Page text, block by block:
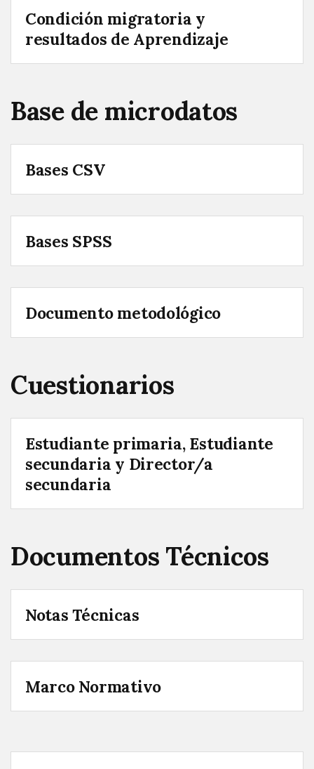
Condición migratoria y
resultados de Aprendizaje
Base de microdatos
Bases CSV
Bases SPSS
Documento metodológico
Cuestionarios
Estudiante primaria, Estudiante
secundaria y Director/a
secundaria
Documentos Técnicos
Notas Técnicas
Marco Normativo